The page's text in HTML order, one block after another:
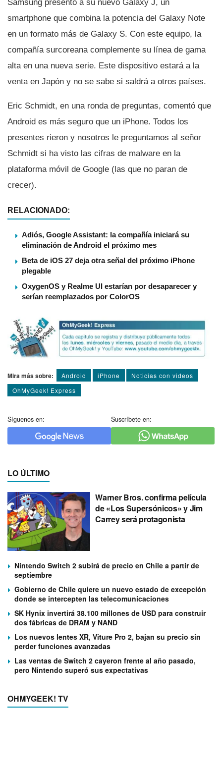
Samsung presentó a su nuevo Galaxy J, un
smartphone que combina la potencia del Galaxy Note
en un formato más de Galaxy S. Con este equipo, la
compañí­a surcoreana complemente su lí­nea de gama
alta en una nueva serie. Este dispositivo estará a la
venta en Japón y no se sabe si saldrá a otros paí­ses.
Eric Schmidt, en una ronda de preguntas, comentó que
Android es más seguro que un iPhone. Todos los
presentes rieron y nosotros le preguntamos al señor
Schmidt si ha visto las cifras de malware en la
plataforma móvil de Google (las que no paran de
crecer).
RELACIONADO:
Adiós, Google Assistant: la compañía iniciará su
eliminación de Android el próximo mes
Beta de iOS 27 deja otra señal del próximo iPhone
plegable
OxygenOS y Realme UI estarían por desaparecer y
serían reemplazados por ColorOS
Mira más sobre: Android iPhone
Noticias con videos
OhMyGeek! Express
Síguenos en: Suscríbete en:
LO ÚLTIMO
Warner Bros. confirma película
de «Los Supersónicos» y Jim
Carrey será protagonista
Nintendo Switch 2 subirá de precio en Chile a partir de
septiembre
Gobierno de Chile quiere un nuevo estado de excepción
donde se intercepten las telecomunicaciones
SK Hynix invertirá 38.100 millones de USD para construir
dos fábricas de DRAM y NAND
Los nuevos lentes XR, Viture Pro 2, bajan su precio sin
perder funciones avanzadas
Las ventas de Switch 2 cayeron frente al año pasado,
pero Nintendo superó sus expectativas
OHMYGEEK! TV